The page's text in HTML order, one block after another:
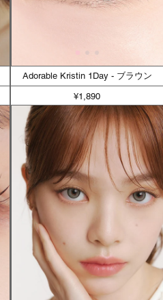
Adorable Kristin 1Day - ブラウン
¥1,890